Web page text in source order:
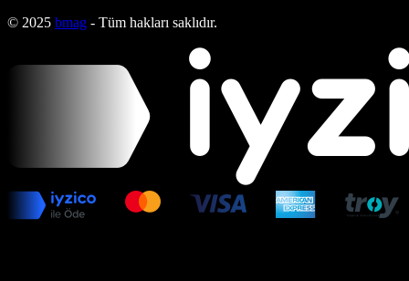
© 2025 bmag - Tüm hakları saklıdır.